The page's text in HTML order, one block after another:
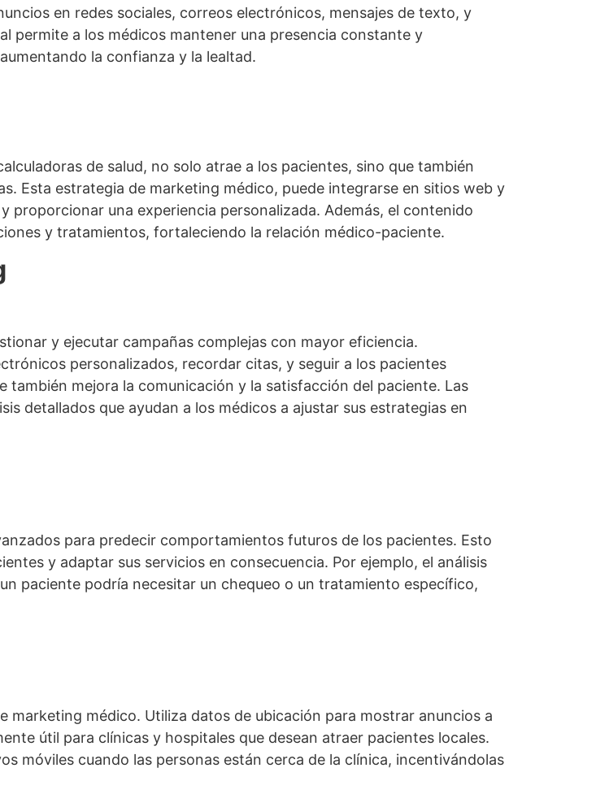
en redes sociales, correos electrónicos, mensajes de texto, y
permite a los médicos mantener una presencia constante y
la confianza y la lealtad.
de salud, no solo atrae a los pacientes, sino que también
Esta estrategia de marketing médico, puede integrarse en sitios web y
proporcionar una experiencia personalizada. Además, el contenido
y tratamientos, fortaleciendo la relación médico-paciente.
y ejecutar campañas complejas con mayor eficiencia.
personalizados, recordar citas, y seguir a los pacientes
también mejora la comunicación y la satisfacción del paciente. Las
detallados que ayudan a los médicos a ajustar sus estrategias en
para predecir comportamientos futuros de los pacientes. Esto
y adaptar sus servicios en consecuencia. Por ejemplo, el análisis
paciente podría necesitar un chequeo o un tratamiento específico,
marketing médico. Utiliza datos de ubicación para mostrar anuncios a
útil para clínicas y hospitales que desean atraer pacientes locales.
móviles cuando las personas están cerca de la clínica, incentivándolas